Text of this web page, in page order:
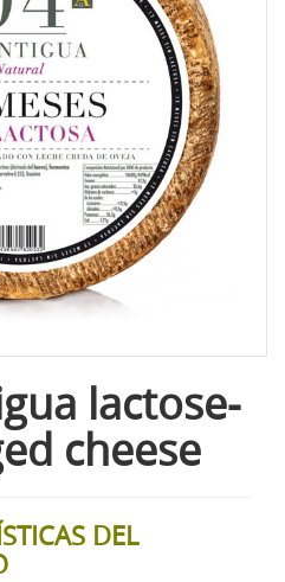
lactose-
cheese
DEL